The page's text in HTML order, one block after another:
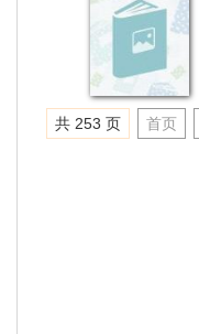
共 253 页 首页